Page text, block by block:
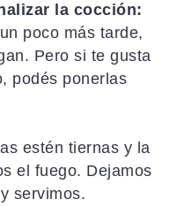
la cocción:
poco más tarde,
Pero si te gusta
podés ponerlas
estén tiernas y la
el fuego. Dejamos
servimos.